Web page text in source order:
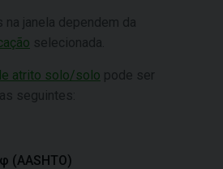
janela dependem da
selecionada.
atrito solo/solo pode ser
seguintes:
(AASHTO)